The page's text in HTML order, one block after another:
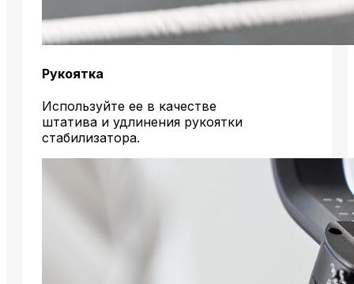
Рукоятка
Используйте ее в качестве
штатива и удлинения рукоятки
стабилизатора.